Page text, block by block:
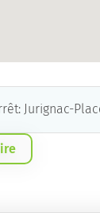
Jurignac-